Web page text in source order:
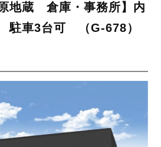
地蔵 倉庫・事務所】内
駐車3台可 （G-678）